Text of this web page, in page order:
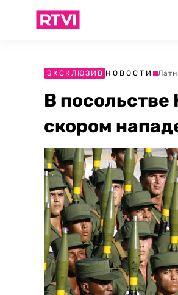
ЭКСКЛЮЗИВ НОВОСТИ
В посольстве
скором